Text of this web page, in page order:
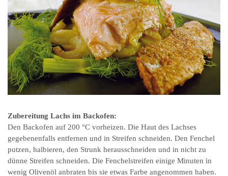
Zubereitung Lachs im Backofen:
Den Backofen auf 200 °C vorheizen. Die Haut des Lachses
gegebenenfalls entfernen und in Streifen schneiden. Den Fenchel
putzen, halbieren, den Strunk herausschneiden und in nicht zu
dünne Streifen schneiden. Die Fenchelstreifen einige Minuten in
wenig Olivenöl anbraten bis sie etwas Farbe angenommen haben.